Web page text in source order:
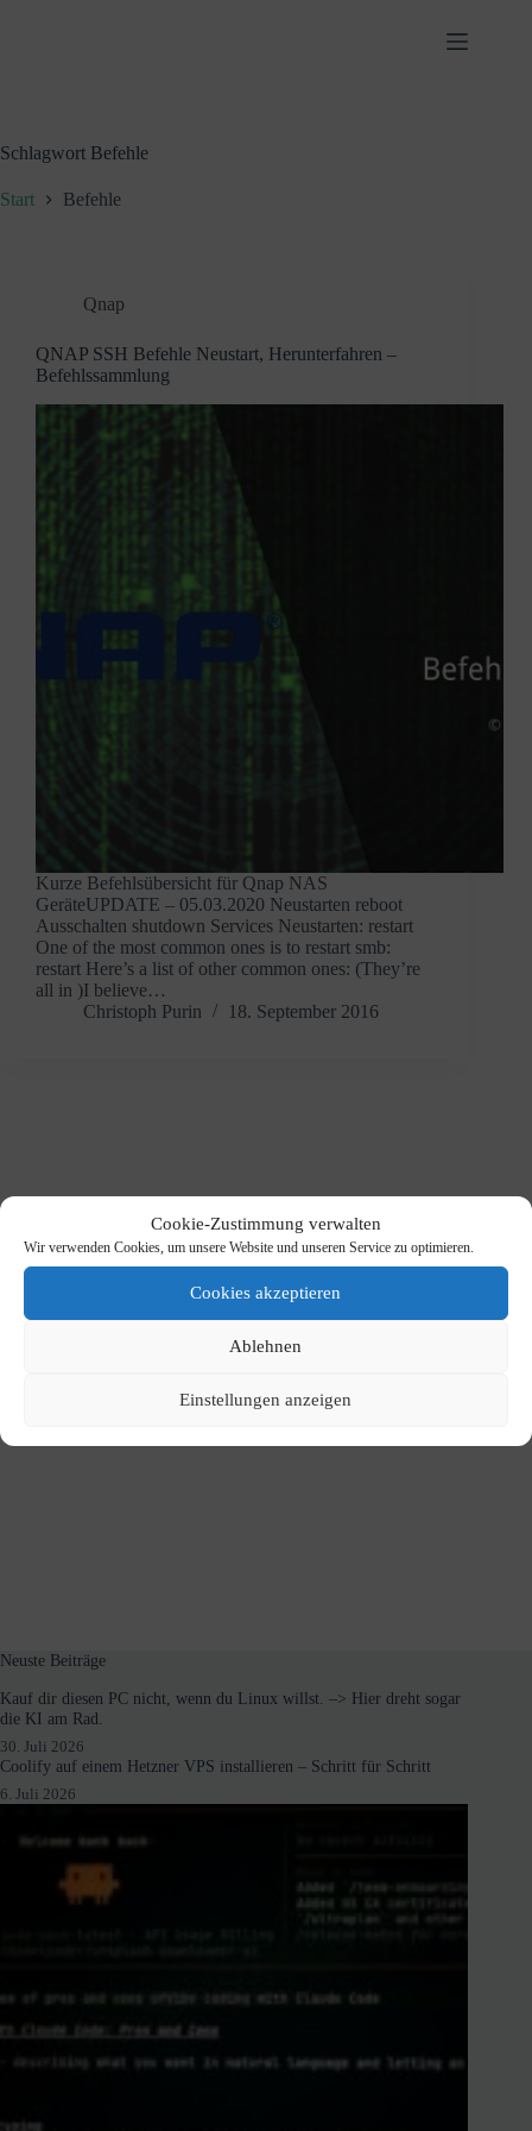
Cookie-Zustimmung verwalten
Wir verwenden Cookies, um unsere Website und unseren Service zu optimieren.
Cookies akzeptieren
Ablehnen
Einstellungen anzeigen
Schlagwort Befehle
Start Befehle
Qnap
QNAP SSH Befehle Neustart, Herunterfahren –
Befehlssammlung
Kurze Befehlsübersicht für Qnap NAS
GeräteUPDATE – 05.03.2020 Neustarten reboot
Ausschalten shutdown Services Neustarten: restart
One of the most common ones is to restart smb:
restart Here’s a list of other common ones: (They’re
all in )I believe…
Christoph Purin
18. September 2016
Neuste Beiträge
Kauf dir diesen PC nicht, wenn du Linux willst. –> Hier dreht sogar
die KI am Rad.
30. Juli 2026
Coolify auf einem Hetzner VPS installieren – Schritt für Schritt
6. Juli 2026